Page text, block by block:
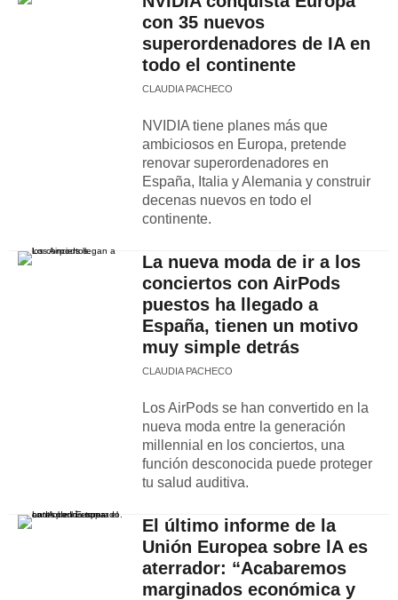
con 35 nuevos
superordenadores de IA en
todo el continente
CLAUDIA PACHECO
NVIDIA tiene planes más que
ambiciosos en Europa, pretende
renovar superordenadores en
España, Italia y Alemania y construir
decenas nuevos en todo el
continente.
La nueva moda de ir a los
conciertos con AirPods
puestos ha llegado a
España, tienen un motivo
muy simple detrás
CLAUDIA PACHECO
Los AirPods se han convertido en la
nueva moda entre la generación
millennial en los conciertos, una
función desconocida puede proteger
tu salud auditiva.
El último informe de la
Unión Europea sobre lA es
aterrador: “Acabaremos
marginados económica y